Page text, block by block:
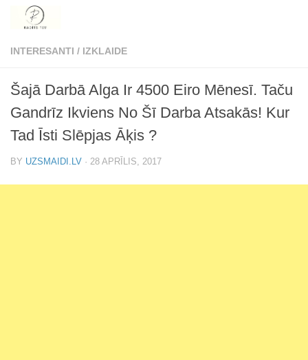
Skip to content
INTERESANTI / IZKLAIDE
Šajā Darbā Alga Ir 4500 Eiro Mēnesī. Taču
Gandrīz Ikviens No Šī Darba Atsakās! Kur
Tad Īsti Slēpjas Āķis ?
BY UZSMAIDI.LV · 28 APRĪLIS, 2017